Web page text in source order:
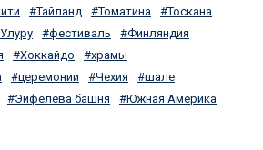
Тайланд Томатина
Тоскана
Улуру фестиваль
Финляндия
Хоккайдо
храмы
церемонии Чехия
шале
Эйфелева башня
Южная Америка